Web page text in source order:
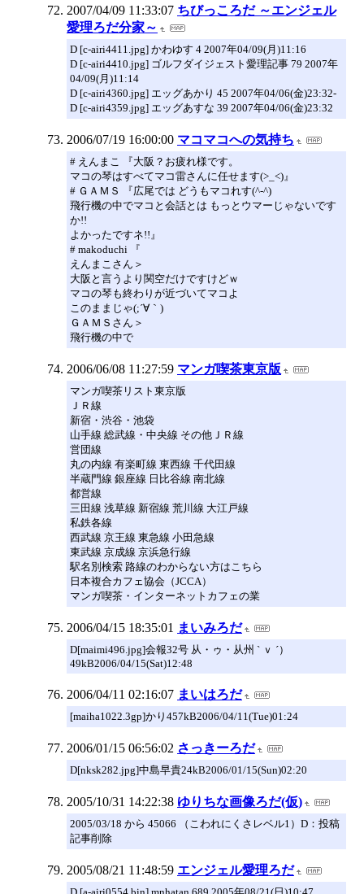
2007/04/09 11:33:07 ちびっころだ ～エンジェル
愛理ろだ分家～
D [c-airi4411.jpg] かわゆす 4 2007年04/09(月)11:16
D [c-airi4410.jpg] ゴルフダイジェスト愛理記事 79 2007年
04/09(月)11:14
D [c-airi4360.jpg] エッグあかり 45 2007年04/06(金)23:32-
D [c-airi4359.jpg] エッグあすな 39 2007年04/06(金)23:32
2006/07/19 16:00:00 マコマコへの気持ち
# えんまこ 『大阪？お疲れ様です。
マコの琴はすべてマコ雷さんに任せます(>_<)』
# ＧＡＭＳ 『広尾では どうもマコれす(^-^)
飛行機の中でマコと会話とは もっとウマーじゃないです
か!!
よかったですネ!!』
# makoduchi 『
えんまこさん＞
大阪と言うより関空だけですけどｗ
マコの琴も終わりが近づいてマコよ
このままじゃ(;´∀｀)
ＧＡＭＳさん＞
飛行機の中で
2006/06/08 11:27:59 マンガ喫茶東京版
マンガ喫茶リスト東京版
ＪＲ線
新宿・渋谷・池袋
山手線 総武線・中央線 その他ＪＲ線
営団線
丸の内線 有楽町線 東西線 千代田線
半蔵門線 銀座線 日比谷線 南北線
都営線
三田線 浅草線 新宿線 荒川線 大江戸線
私鉄各線
西武線 京王線 東急線 小田急線
東武線 京成線 京浜急行線
駅名別検索 路線のわからない方はこちら
日本複合カフェ協会（JCCA）
マンガ喫茶・インターネットカフェの業
2006/04/15 18:35:01 まいみろだ
D[maimi496.jpg]会報32号 从・ゥ・从州 ` ｖ ´）
49kB2006/04/15(Sat)12:48
2006/04/11 02:16:07 まいはろだ
[maiha1022.3gp]かり457kB2006/04/11(Tue)01:24
2006/01/15 06:56:02 さっきーろだ
D[nksk282.jpg]中島早貴24kB2006/01/15(Sun)02:20
2005/10/31 14:22:38 ゆりちな画像ろだ(仮)
2005/03/18 から 45066 （こわれにくさレベル1）D：投稿
記事削除
2005/08/21 11:48:59 エンジェル愛理ろだ